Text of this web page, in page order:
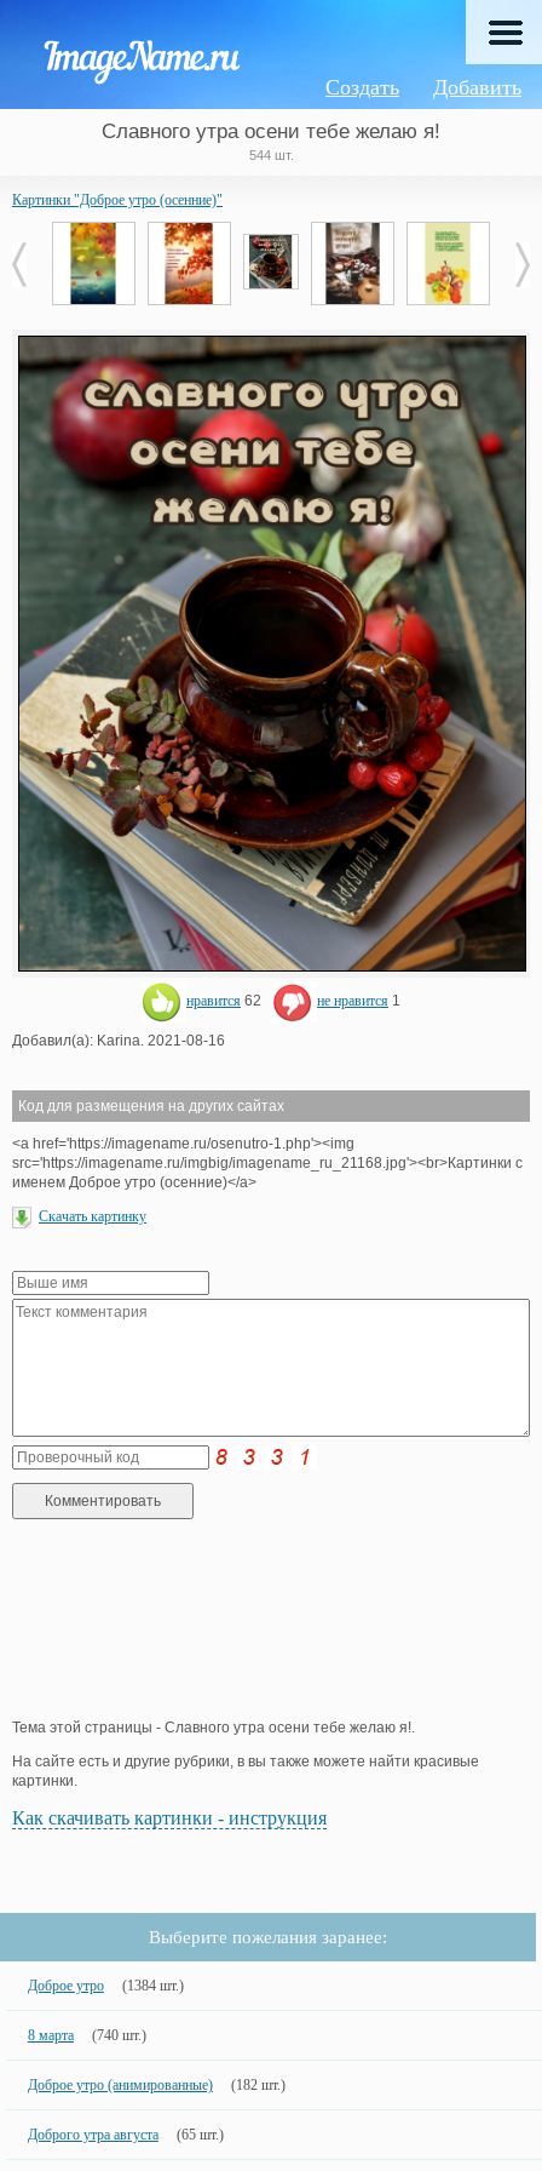
Добавить
Создать
Славного утра осени тебе желаю я!
544 шт.
Картинки "Доброе утро (осенние)"
нравится 62 не нравится 1
Добавил(а): Karina. 2021-08-16
Код для размещения на других сайтах
<a href='https://imagename.ru/osenutro-1.php'><img
src='https://imagename.ru/imgbig/imagename_ru_21168.jpg'><br>Картинки с
именем Доброе утро (осенние)</a>
Скачать картинку
Тема этой страницы - Славного утра осени тебе желаю я!.
На сайте есть и другие рубрики, в вы также можете найти красивые
картинки.
Как скачивать картинки - инструкция
Выберите пожелания заранее:
Доброе утро (1384 шт.)
8 марта (740 шт.)
Доброе утро (анимированные) (182 шт.)
Доброго утра августа (65 шт.)